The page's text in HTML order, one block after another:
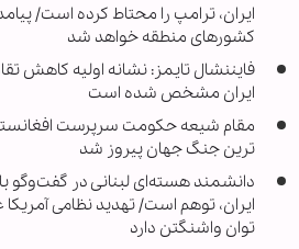
ایران، ترامپ را محتاط کرده است/
کشورهای منطقه خواهد شد
فایننشال تایمز: نشانه اولیه کاهش
ایران مشخص شده است
مقام شیعه حکومت سرپرست
ترین جنگ جهان پیروز شد
دانشمند هسته‌ای لبنانی در گفت‌وگو با
ایران، توهم است/ تهدید نظامی آمریکا
توان واشنگتن دارد